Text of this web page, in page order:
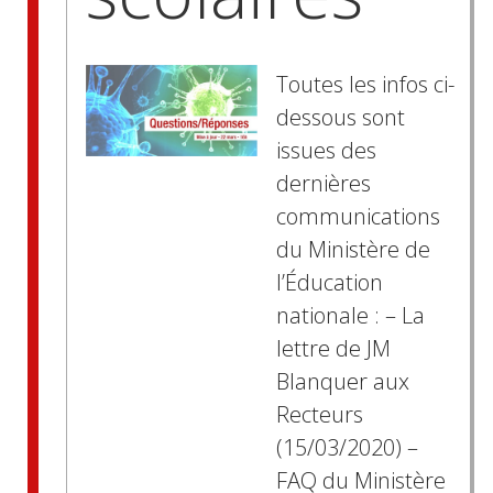
Toutes les infos ci-
dessous sont
issues des
dernières
communications
du Ministère de
l’Éducation
nationale : – La
lettre de JM
Blanquer aux
Recteurs
(15/03/2020) –
FAQ du Ministère